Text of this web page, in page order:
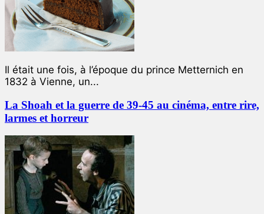
Il était une fois, à l’époque du prince Metternich en
1832 à Vienne, un...
La Shoah et la guerre de 39-45 au cinéma, entre rire,
larmes et horreur